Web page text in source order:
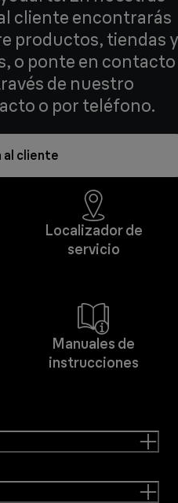
cliente encontrarás
productos, tiendas y
o ponte en contacto
de nuestro
o por teléfono.
al cliente
Localizador de
servicio
Manuales de
instrucciones